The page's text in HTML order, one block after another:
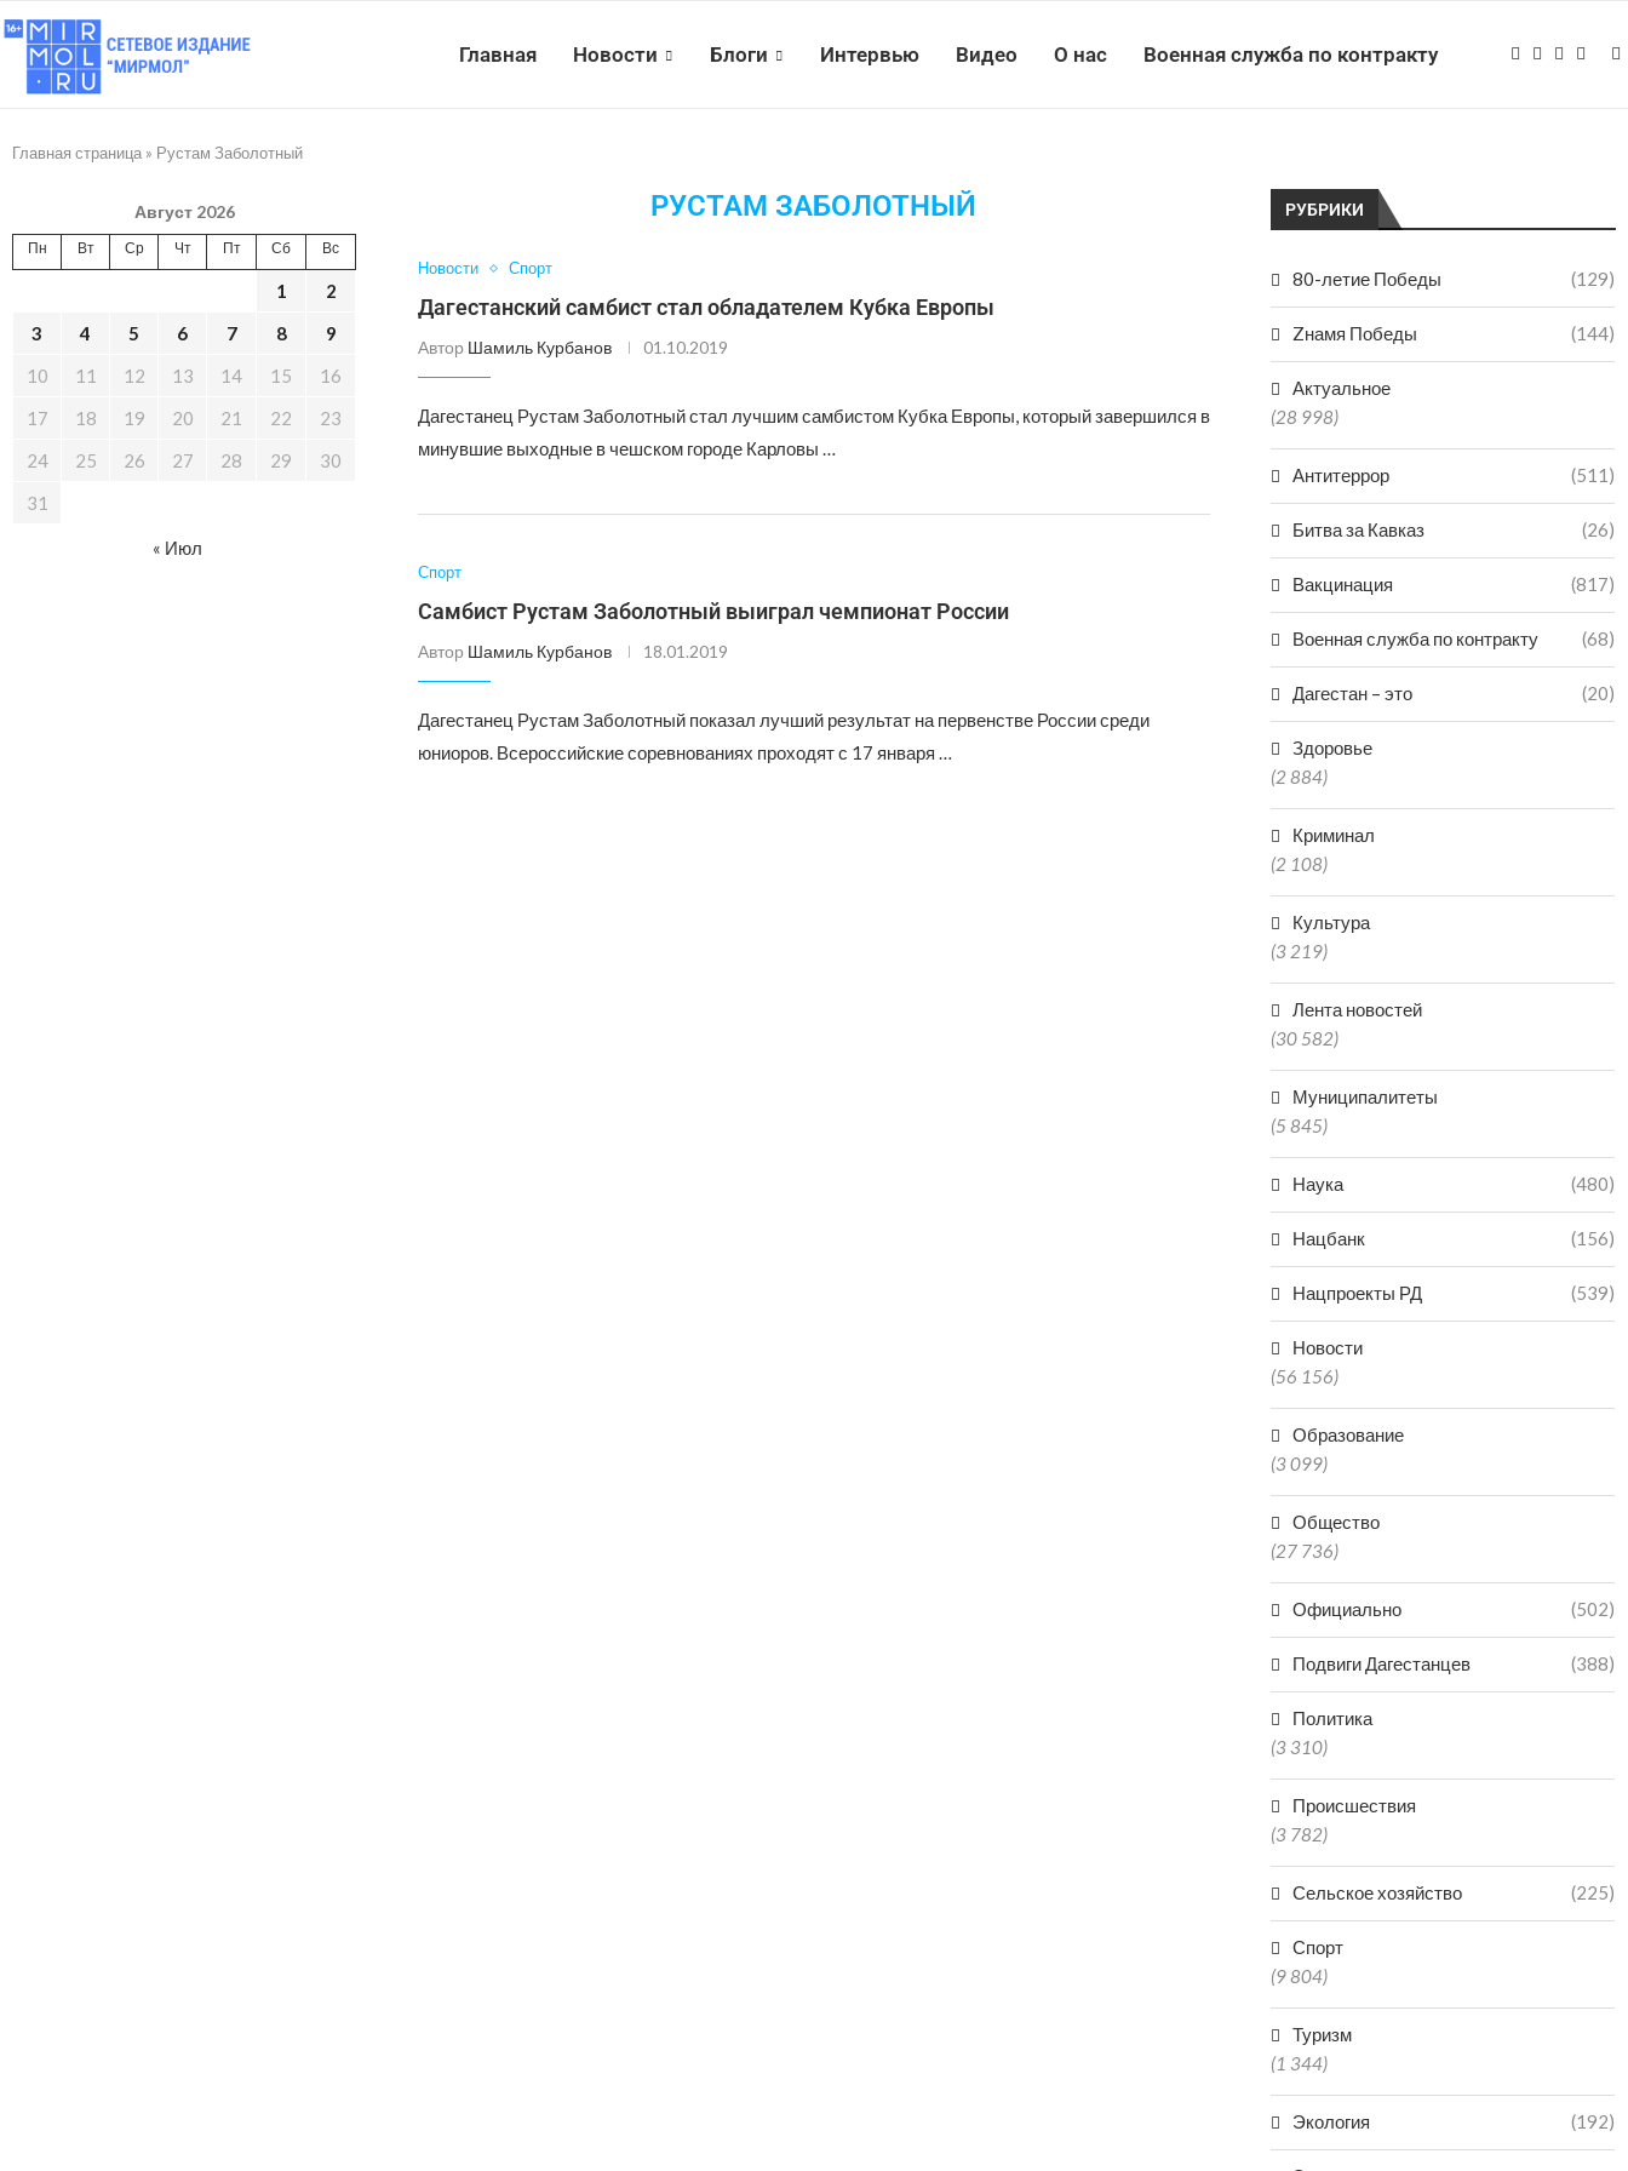
Главная Новости Блоги Интервью Видео О нас Военная служба по контракту
Главная страница » Рустам Заболотный
РУСТАМ ЗАБОЛОТНЫЙ
Новости Спорт
Дагестанский самбист стал обладателем Кубка Европы
Автор Шамиль Курбанов 01.10.2019
Дагестанец Рустам Заболотный стал лучшим самбистом Кубка Европы, который завершился в
минувшие выходные в чешском городе Карловы …
Спорт
Самбист Рустам Заболотный выиграл чемпионат России
Автор Шамиль Курбанов 18.01.2019
Дагестанец Рустам Заболотный показал лучший результат на первенстве России среди
юниоров. Всероссийские соревнованиях проходят с 17 января …
РУБРИКИ
80-летие Победы (129)
Zнамя Победы (144)
Актуальное
(28 998)
Антитеррор (511)
Битва за Кавказ (26)
Вакцинация (817)
Военная служба по контракту (68)
Дагестан – это (20)
Здоровье
(2 884)
Криминал
(2 108)
Культура
(3 219)
Лента новостей
(30 582)
Муниципалитеты
(5 845)
Наука (480)
Нацбанк (156)
Нацпроекты РД (539)
Новости
(56 156)
Образование
(3 099)
Общество
(27 736)
Официально (502)
Подвиги Дагестанцев (388)
Политика
(3 310)
Происшествия
(3 782)
Сельское хозяйство (225)
Спорт
(9 804)
Туризм
(1 344)
Экология (192)
Август 2026
Пн Вт Ср Чт Пт Сб Вс
1
2
3
4 5 6 7 8
9
10
11 12 13 14 15
16
17
18 19 20 21 22
23
24
25 26 27 28 29
30
31
« Июл